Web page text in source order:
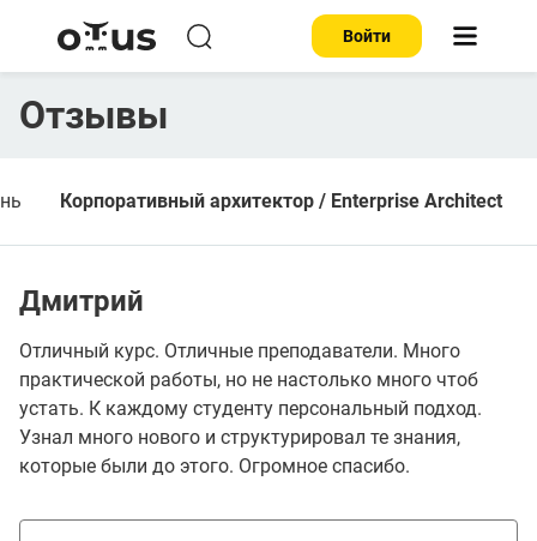
Войти
Отзывы
Корпоративный архитектор / Enterprise Architect
Дмитрий
Отличный курс. Отличные преподаватели. Много
практической работы, но не настолько много чтоб
устать. К каждому студенту персональный подход.
Узнал много нового и структурировал те знания,
которые были до этого. Огромное спасибо.